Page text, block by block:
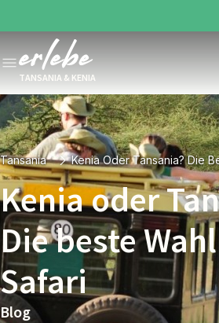
TANSANIA & KENIA
Tansania Kenia Oder Tansania? Die
Kenia oder
Die beste
Safari
Blog